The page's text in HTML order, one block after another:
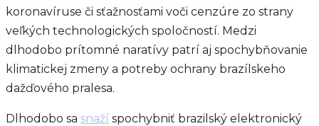
koronavíruse či sťažnosťami voči cenzúre zo strany
veľkých technologických spoločností. Medzi
dlhodobo prítomné naratívy patrí aj spochybňovanie
klimatickej zmeny a potreby ochrany brazílskeho
dažďového pralesa.
Dlhodobo sa snaží spochybniť brazilský elektronický